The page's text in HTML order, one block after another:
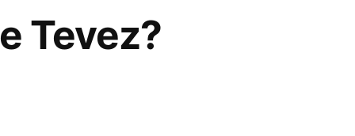
Tevez?